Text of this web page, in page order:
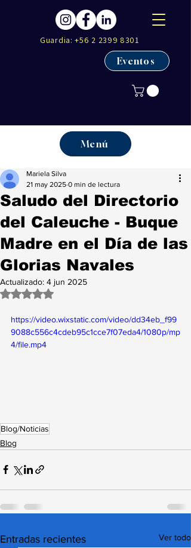
Guardia:+56 2 2399 8301
Eventos
Menú
Saludo del Directorio
del Caleuche - Buque
Madre en el Día de las
Glorias Navales
Mariela Silva
21 may 2025 0 min de lectura
Actualizado: 4 jun 2025
Obtuvo NaN de 5 estrellas.
https://video.wixstatic.com/video/dd34eb_f99
9088c556c4cdeb95c1cce7f07eda4/1080p/mp
4/file.mp4
Blog/Noticias
Blog
Entradas recientes Ver todo